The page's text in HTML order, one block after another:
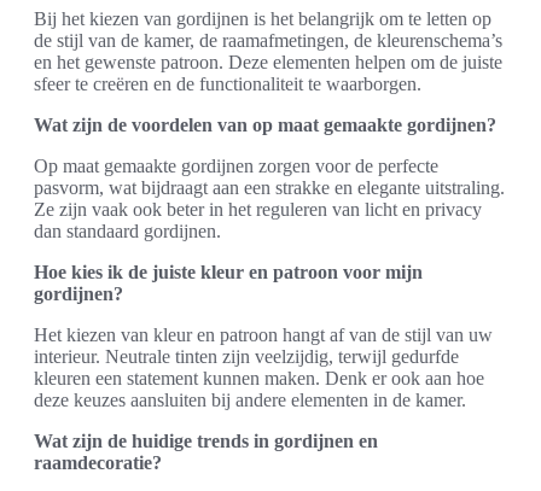
Bij het kiezen van gordijnen is het belangrijk om te letten op
de stijl van de kamer, de raamafmetingen, de kleurenschema’s
en het gewenste patroon. Deze elementen helpen om de juiste
sfeer te creëren en de functionaliteit te waarborgen.
Wat zijn de voordelen van op maat gemaakte gordijnen?
Op maat gemaakte gordijnen zorgen voor de perfecte
pasvorm, wat bijdraagt aan een strakke en elegante uitstraling.
Ze zijn vaak ook beter in het reguleren van licht en privacy
dan standaard gordijnen.
Hoe kies ik de juiste kleur en patroon voor mijn
gordijnen?
Het kiezen van kleur en patroon hangt af van de stijl van uw
interieur. Neutrale tinten zijn veelzijdig, terwijl gedurfde
kleuren een statement kunnen maken. Denk er ook aan hoe
deze keuzes aansluiten bij andere elementen in de kamer.
Wat zijn de huidige trends in gordijnen en
raamdecoratie?